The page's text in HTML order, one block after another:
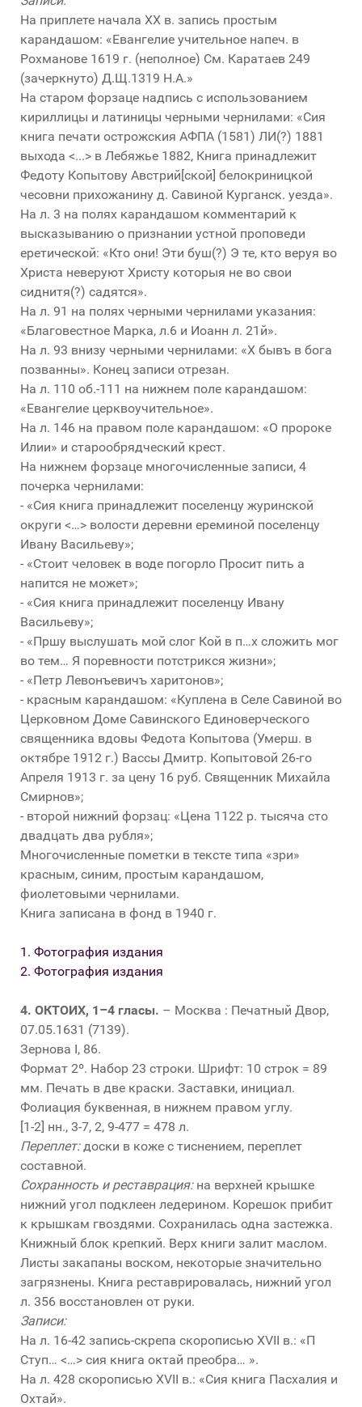
На приплете начала XX в. запись простым
карандашом: «Евангелие учительное напеч. в
Рохманове 1619 г. (неполное) См. Каратаев 249
(зачеркнуто) Д.Щ.1319 Н.А.»
На старом форзаце надпись с использованием
кириллицы и латиницы черными чернилами: «Сия
книга печати острожския АФПА (1581) ЛИ(?) 1881
выхода <...> в Лебяжье 1882, Книга принадлежит
Федоту Копытову Австрий[ской] белокриницкой
чесовни прихожанину д. Савиной Курганск. уезда».
На л. 3 на полях карандашом комментарий к
высказыванию о признании устной проповеди
еретической: «Кто они! Эти буш(?) Э те, кто веруя во
Христа неверуют Христу которыя не во свои
сиднитя(?) садятся».
На л. 91 на полях черными чернилами указания:
«Благовестное Марка, л.6 и Иоанн л. 21й».
На л. 93 внизу черными чернилами: «Х бывъ в бога
позванны». Конец записи отрезан.
На л. 110 об.-111 на нижнем поле карандашом:
«Евангелие церквоучительное».
На л. 146 на правом поле карандашом: «О пророке
Илии» и старообрядческий крест.
На нижнем форзаце многочисленные записи, 4
почерка чернилами:
- «Сия книга принадлежит поселенцу журинской
округи <…> волости деревни ереминой поселенцу
Ивану Васильеву»;
- «Стоит человек в воде погорло Просит пить а
напится не может»;
- «Сия книга принадлежит поселенцу Ивану
Васильеву»;
- «Пршу выслушать мой слог Кой в п…х сложить мог
во тем… Я поревности потстрикся жизни»;
- «Петр Левонъевичъ харитонов»;
- красным карандашом: «Куплена в Селе Савиной во
Церковном Доме Савинского Единоверческого
священника вдовы Федота Копытова (Умерш. в
октябре 1912 г.) Вассы Дмитр. Копытовой 26-го
Апреля 1913 г. за цену 16 руб. Священник Михайла
Смирнов»;
- второй нижний форзац: «Цена 1122 р. тысяча сто
двадцать два рубля»;
Многочисленные пометки в тексте типа «зри»
красным, синим, простым карандашом,
фиолетовыми чернилами.
Книга записана в фонд в 1940 г.
1. Фотография издания
2. Фотография издания
4. ОКТОИХ, 1–4 гласы. – Москва : Печатный Двор,
07.05.1631 (7139).
Зернова I, 86.
Формат 2º. Набор 23 строки. Шрифт: 10 строк = 89
мм. Печать в две краски. Заставки, инициал.
Фолиация буквенная, в нижнем правом углу.
[1-2] нн., 3-7, 2, 9-477 = 478 л.
Переплет:доски в коже с тиснением, переплет
составной.
Сохранность и реставрация:на верхней крышке
нижний угол подклеен ледерином. Корешок прибит
к крышкам гвоздями. Сохранилась одна застежка.
Книжный блок крепкий. Верх книги залит маслом.
Листы закапаны воском, некоторые значительно
загрязнены. Книга реставрировалась, нижний угол
л. 356 восстановлен от руки.
Записи:
На л. 16-42 запись-скрепа скорописью XVII в.: «П
Ступ… <…> сия книга октай преобра… ».
На л. 428 скорописью XVII в.: «Сия книга Пасхалия и
Охтай».